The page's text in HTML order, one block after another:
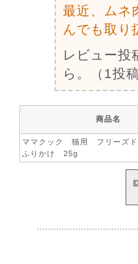
最近、ムネ
んでも取り
レビュー投
ら。（1投
商品名
ママクック 猫用 フリーズド
ふりかけ 25g